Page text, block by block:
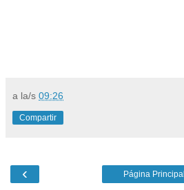
a la/s 09:26
Compartir
‹ Página Principal